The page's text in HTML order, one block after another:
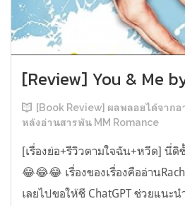
[Review] You & Me
[Book Review] ผลพลอยได้จาก
หลังอ่านสารพัน MM Romance
[เรื่องย่อ+รีวิวตามใจฉัน+หวีด] นี่
😂😂😂 เรื่องของเรื่องคืออ่าน
เลยไปขอให้ชี ChatGPT ช่วยแนะ